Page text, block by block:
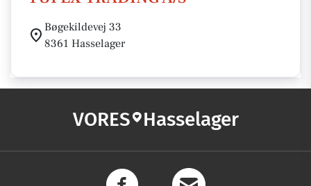
Bøgekildevej 33
8361 Hasselager
VORES Hasselager